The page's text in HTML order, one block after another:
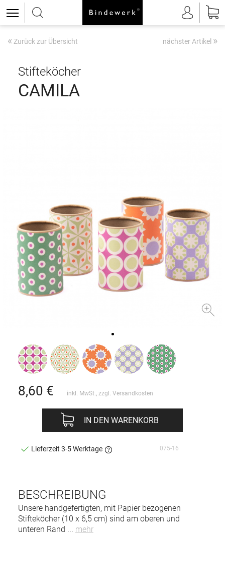
« Zurück zur Übersicht nächster Artikel »
Stifteköcher
CAMILA
BESCHREIBUNG
Unsere handgefertigten, mit Papier bezogenen
Stifteköcher (10 x 6,5 cm) sind am oberen und
unteren Rand ... mehr
8,60 € inkl. MwSt., zzgl. Versandkosten
IN DEN WARENKORB
Lieferzeit 3-5 Werktage 075-16